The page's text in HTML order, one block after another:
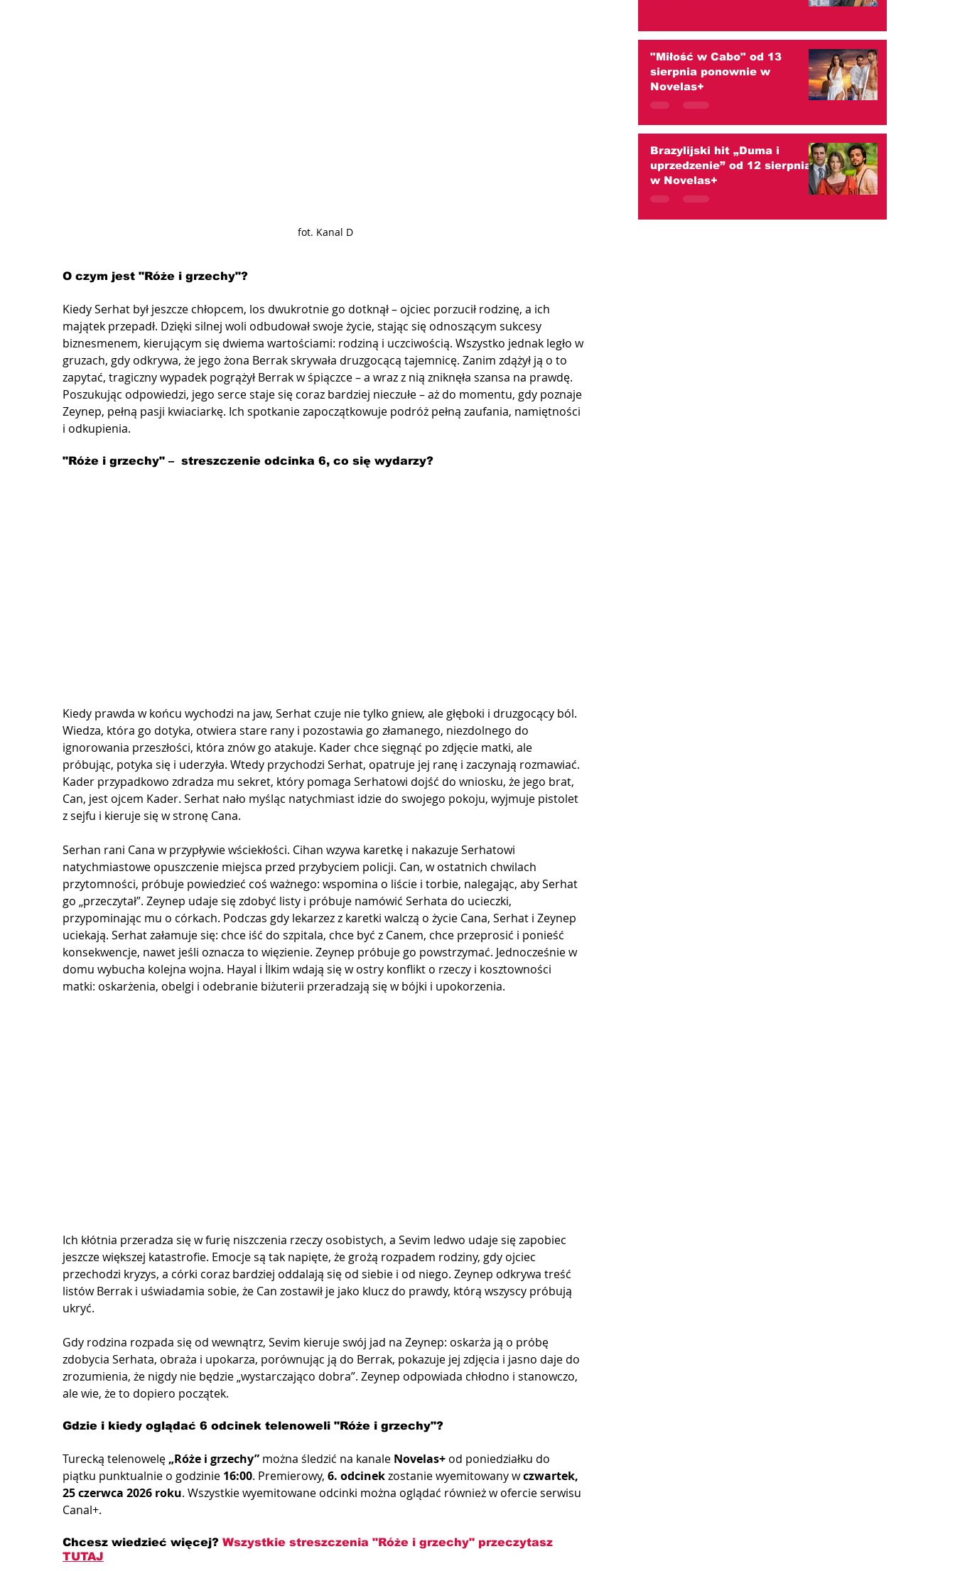
fot. Kanal D
O czym jest "Róże i grzechy"?
Kiedy Serhat był jeszcze chłopcem, los dwukrotnie go dotknął – ojciec porzucił rodzinę, a ich
majątek przepadł. Dzięki silnej woli odbudował swoje życie, stając się odnoszącym sukcesy
biznesmenem, kierującym się dwiema wartościami: rodziną i uczciwością. Wszystko jednak legło w
gruzach, gdy odkrywa, że jego żona Berrak skrywała druzgocącą tajemnicę. Zanim zdążył ją o to
zapytać, tragiczny wypadek pogrążył Berrak w śpiączce – a wraz z nią zniknęła szansa na prawdę.
Poszukując odpowiedzi, jego serce staje się coraz bardziej nieczułe – aż do momentu, gdy poznaje
Zeynep, pełną pasji kwiaciarkę. Ich spotkanie zapoczątkowuje podróż pełną zaufania, namiętności
i odkupienia.
"Róże i grzechy" –  streszczenie odcinka 6, co się wydarzy?
Kiedy prawda w końcu wychodzi na jaw, Serhat czuje nie tylko gniew, ale głęboki i druzgocący ból.
Wiedza, która go dotyka, otwiera stare rany i pozostawia go złamanego, niezdolnego do
ignorowania przeszłości, która znów go atakuje. Kader chce sięgnąć po zdjęcie matki, ale
próbując, potyka się i uderzyła. Wtedy przychodzi Serhat, opatruje jej ranę i zaczynają rozmawiać.
Kader przypadkowo zdradza mu sekret, który pomaga Serhatowi dojść do wniosku, że jego brat,
Can, jest ojcem Kader. Serhat nało myśląc natychmiast idzie do swojego pokoju, wyjmuje pistolet
z sejfu i kieruje się w stronę Cana.
Serhan rani Cana w przypływie wściekłości. Cihan wzywa karetkę i nakazuje Serhatowi
natychmiastowe opuszczenie miejsca przed przybyciem policji. Can, w ostatnich chwilach
przytomności, próbuje powiedzieć coś ważnego: wspomina o liście i torbie, nalegając, aby Serhat
go „przeczytał”. Zeynep udaje się zdobyć listy i próbuje namówić Serhata do ucieczki,
przypominając mu o córkach. Podczas gdy lekarzez z karetki walczą o życie Cana, Serhat i Zeynep
uciekają. Serhat załamuje się: chce iść do szpitala, chce być z Canem, chce przeprosić i ponieść
konsekwencje, nawet jeśli oznacza to więzienie. Zeynep próbuje go powstrzymać. Jednocześnie w
domu wybucha kolejna wojna. Hayal i İlkim wdają się w ostry konflikt o rzeczy i kosztowności
matki: oskarżenia, obelgi i odebranie biżuterii przeradzają się w bójki i upokorzenia.
Ich kłótnia przeradza się w furię niszczenia rzeczy osobistych, a Sevim ledwo udaje się zapobiec
jeszcze większej katastrofie. Emocje są tak napięte, że grożą rozpadem rodziny, gdy ojciec
przechodzi kryzys, a córki coraz bardziej oddalają się od siebie i od niego. Zeynep odkrywa treść
listów Berrak i uświadamia sobie, że Can zostawił je jako klucz do prawdy, którą wszyscy próbują
ukryć.
Gdy rodzina rozpada się od wewnątrz, Sevim kieruje swój jad na Zeynep: oskarża ją o próbę
zdobycia Serhata, obraża i upokarza, porównując ją do Berrak, pokazuje jej zdjęcia i jasno daje do
zrozumienia, że ​​nigdy nie będzie „wystarczająco dobra”. Zeynep odpowiada chłodno i stanowczo,
ale wie, że to dopiero początek.
Gdzie i kiedy oglądać 6 odcinek telenoweli "Róże i grzechy"?
Turecką telenowelę „Róże i grzechy” można śledzić na kanale Novelas+ od poniedziałku do
piątku punktualnie o godzinie 16:00. Premierowy, 6. odcinek zostanie wyemitowany w czwartek,
25 czerwca 2026 roku. Wszystkie wyemitowane odcinki można oglądać również w ofercie serwisu
Canal+.
Chcesz wiedzieć więcej? Wszystkie streszczenia "Róże i grzechy" przeczytasz
TUTAJ
"Miłość w Cabo" od 13
sierpnia ponownie w
Novelas+
Brazylijski hit „Duma i
uprzedzenie” od 12 sierpnia
w Novelas+